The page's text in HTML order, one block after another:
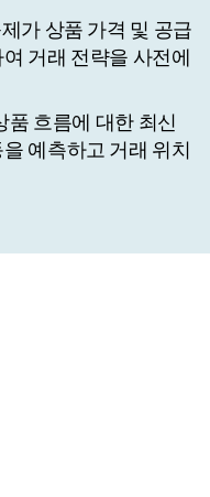
가 상품 가격 및 공급
거래 전략을 사전에
품 흐름에 대한 최신
예측하고 거래 위치